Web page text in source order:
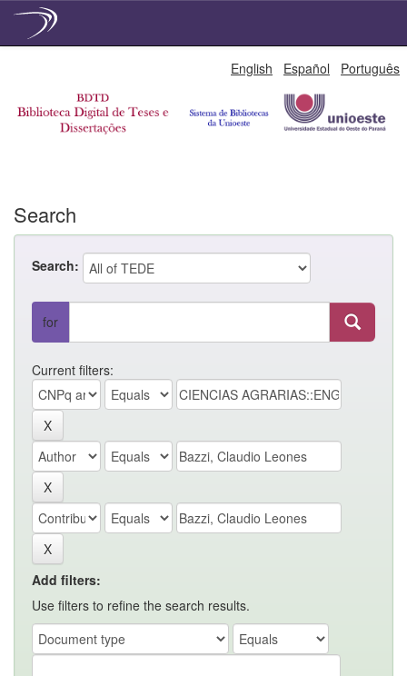
English Español Português
Search
Search:
for
Current filters:
Add filters:
Use filters to refine the search results.